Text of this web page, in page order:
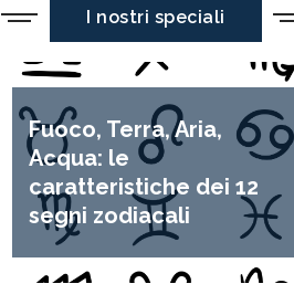
I nostri speciali
Fuoco, Terra, Aria,
Acqua: le
caratteristiche dei 12
segni zodiacali